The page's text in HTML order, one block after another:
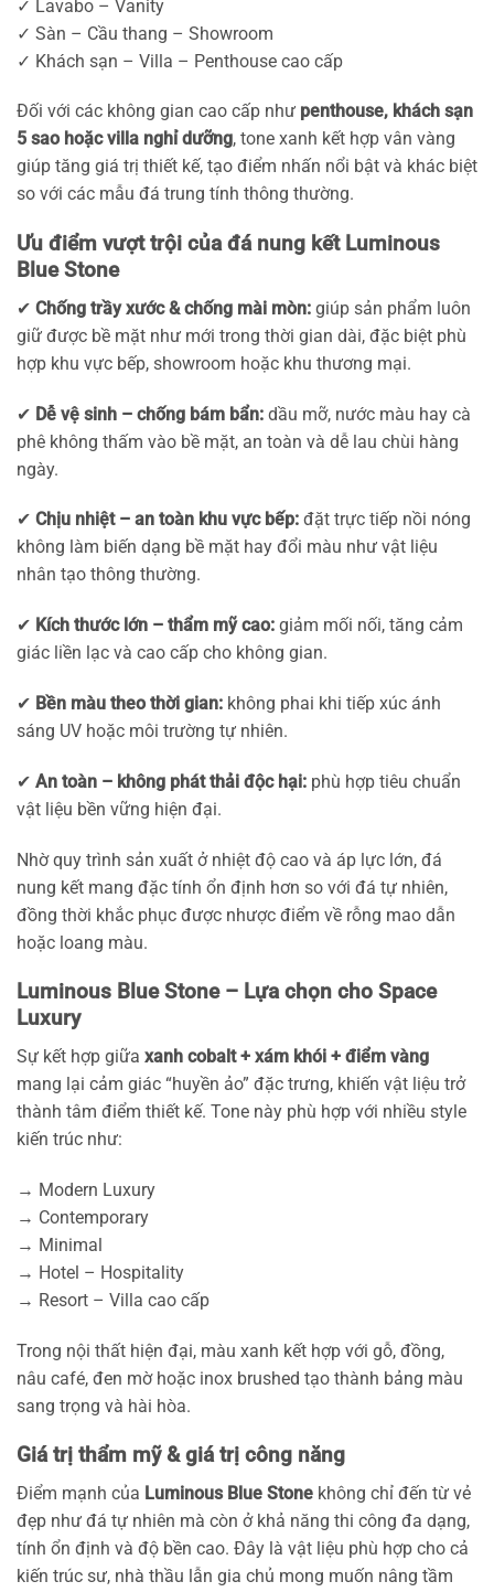
✓ Lavabo – Vanity
✓ Sàn – Cầu thang – Showroom
✓ Khách sạn – Villa – Penthouse cao cấp
Đối với các không gian cao cấp như penthouse, khách sạn
5 sao hoặc villa nghỉ dưỡng, tone xanh kết hợp vân vàng
giúp tăng giá trị thiết kế, tạo điểm nhấn nổi bật và khác biệt
so với các mẫu đá trung tính thông thường.
Ưu điểm vượt trội của đá nung kết Luminous
Blue Stone
✔ Chống trầy xước & chống mài mòn: giúp sản phẩm luôn
giữ được bề mặt như mới trong thời gian dài, đặc biệt phù
hợp khu vực bếp, showroom hoặc khu thương mại.
✔ Dễ vệ sinh – chống bám bẩn: dầu mỡ, nước màu hay cà
phê không thấm vào bề mặt, an toàn và dễ lau chùi hàng
ngày.
✔ Chịu nhiệt – an toàn khu vực bếp: đặt trực tiếp nồi nóng
không làm biến dạng bề mặt hay đổi màu như vật liệu
nhân tạo thông thường.
✔ Kích thước lớn – thẩm mỹ cao: giảm mối nối, tăng cảm
giác liền lạc và cao cấp cho không gian.
✔ Bền màu theo thời gian: không phai khi tiếp xúc ánh
sáng UV hoặc môi trường tự nhiên.
✔ An toàn – không phát thải độc hại: phù hợp tiêu chuẩn
vật liệu bền vững hiện đại.
Nhờ quy trình sản xuất ở nhiệt độ cao và áp lực lớn, đá
nung kết mang đặc tính ổn định hơn so với đá tự nhiên,
đồng thời khắc phục được nhược điểm về rỗng mao dẫn
hoặc loang màu.
Luminous Blue Stone – Lựa chọn cho Space
Luxury
Sự kết hợp giữa xanh cobalt + xám khói + điểm vàng
mang lại cảm giác “huyền ảo” đặc trưng, khiến vật liệu trở
thành tâm điểm thiết kế. Tone này phù hợp với nhiều style
kiến trúc như:
→ Modern Luxury
→ Contemporary
→ Minimal
→ Hotel – Hospitality
→ Resort – Villa cao cấp
Trong nội thất hiện đại, màu xanh kết hợp với gỗ, đồng,
nâu café, đen mờ hoặc inox brushed tạo thành bảng màu
sang trọng và hài hòa.
Giá trị thẩm mỹ & giá trị công năng
Điểm mạnh của Luminous Blue Stone không chỉ đến từ vẻ
đẹp như đá tự nhiên mà còn ở khả năng thi công đa dạng,
tính ổn định và độ bền cao. Đây là vật liệu phù hợp cho cả
kiến trúc sư, nhà thầu lẫn gia chủ mong muốn nâng tầm